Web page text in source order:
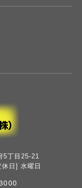
丁目25-21
日] 水曜日